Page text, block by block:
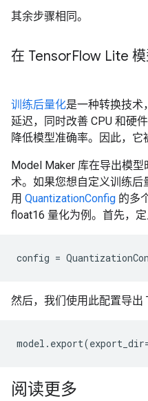
其余步骤相同。
在 TensorFlow Lite
训练后量化是一种转换技术
延迟，同时改善 CPU 和硬
降低模型准确率。因此，它
Model Maker 库在导出模
术。如果您想自定义训练
用 QuantizationConfig 的多
float16 量化为例。首先，定
config =
然后，我们使用此配置导出
model . export(export_dir
阅读更多